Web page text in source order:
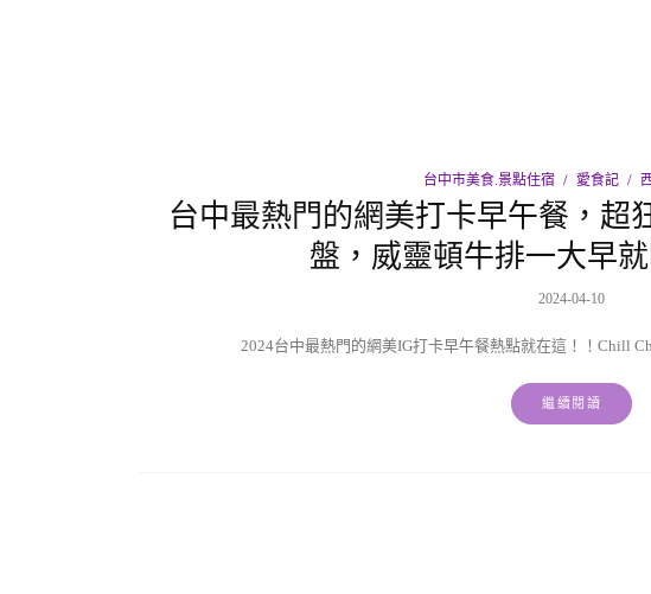
台中市美食.景點住宿 愛食記
台中最熱門的網美打卡早午餐，超
盤，威靈頓牛排一大早就
2024-04-10
2024台中最熱門的網美IG打卡早午餐熱點就在這！！Chill
繼續閱讀